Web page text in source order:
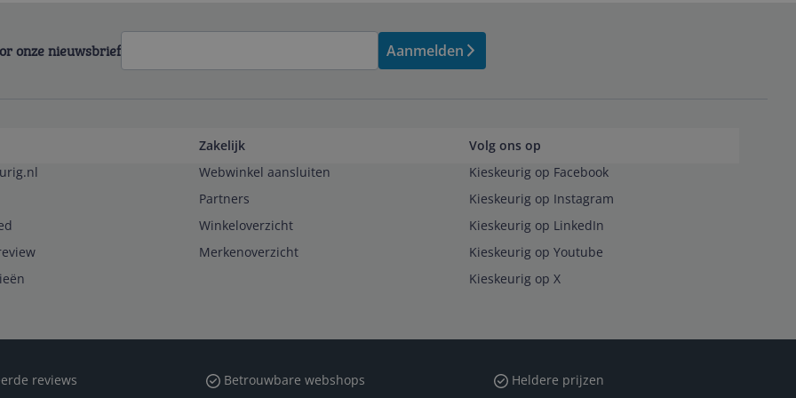
onze nieuwsbrief Aanmelden
Zakelijk
Webwinkel aansluiten
Partners
Winkeloverzicht
Merkenoverzicht
Volg ons op
Kieskeurig op Facebook
Kieskeurig op Instagram
Kieskeurig op LinkedIn
Kieskeurig op Youtube
Kieskeurig op X
reviews Betrouwbare webshops Heldere prijzen